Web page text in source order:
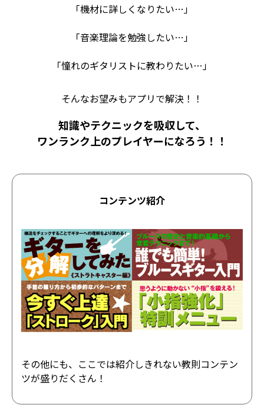
「機材に詳しくなりたい…」
「音楽理論を勉強したい…」
「憧れのギタリストに教わりたい…」
そんなお望みもアプリで解決！！
知識やテクニックを吸収して、
ワンランク上のプレイヤーになろう！！
コンテンツ紹介
その他にも、ここでは紹介しきれない教則コンテン
ツが盛りだくさん！